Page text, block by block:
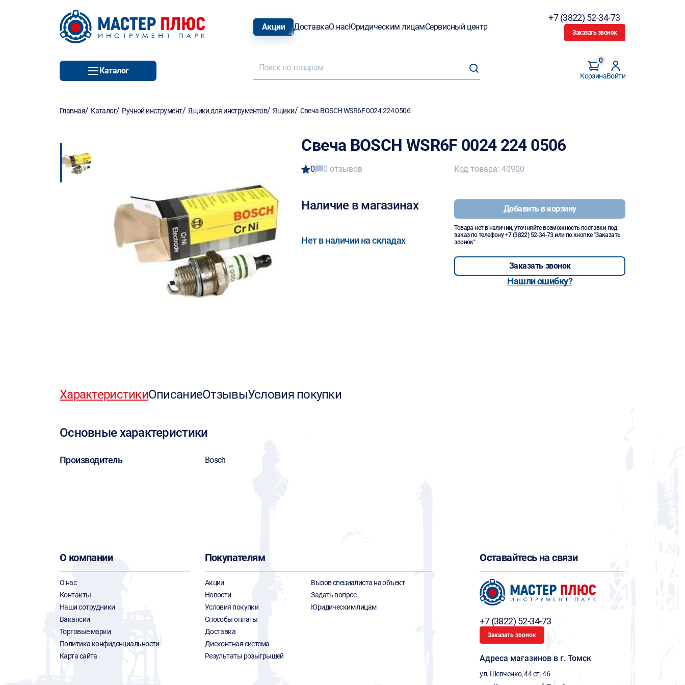
Акции ДоставкаО насЮридическим лицамСервисный центр
+7 (3822) 52-34-73
Заказать звонок
Каталог
Корзина
0
Войти
Главная/ Каталог/ Ручной инструмент/ Ящики для инструментов/Ящики/ Свеча BOSCH WSR6F 0024 224 0506
Свеча BOSCH WSR6F 0024 224 0506
0 0 отзывов
Наличие в магазинах
Нет в наличии на складах
Код товара: 40900
Добавить в корзину
Товара нет в наличии, уточняйте возможность поставки под
заказ по телефону+7 (3822) 52-34-73 или по кнопке "Заказать
звонок"
Заказать звонок
Нашли ошибку?
ХарактеристикиОписаниеОтзывыУсловия покупки
Основные характеристики
Производитель Bosch
О компании
О нас
Контакты
Наши сотрудники
Вакансии
Торговые марки
Политика конфиденциальности
Карта сайта
Покупателям
Акции
Новости
Условия покупки
Способы оплаты
Доставка
Дисконтная система
Результаты розыгрышей
Вызов специалиста на объект
Задать вопрос
Юридическим лицам
Оставайтесь на связи
+7 (3822) 52-34-73
Заказать звонок
Адреса магазинов в г. Томск
ул. Шевченко, 44 ст. 46